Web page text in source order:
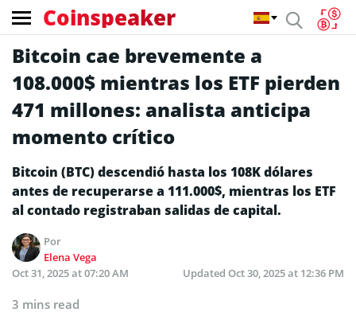
Coinspeaker
Bitcoin cae brevemente a
108.000$ mientras los ETF pierden
471 millones: analista anticipa
momento crítico
Bitcoin (BTC) descendió hasta los 108K dólares
antes de recuperarse a 111.000$, mientras los ETF
al contado registraban salidas de capital.
Por
Elena Vega
Oct 31, 2025 at 07:20 AM
Updated Oct 30, 2025 at 12:36 PM
3 mins read